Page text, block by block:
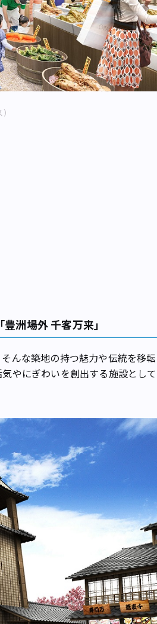
洲場外 千客万来」
んな築地の持つ魅力や伝統を移転
やにぎわいを創出する施設として